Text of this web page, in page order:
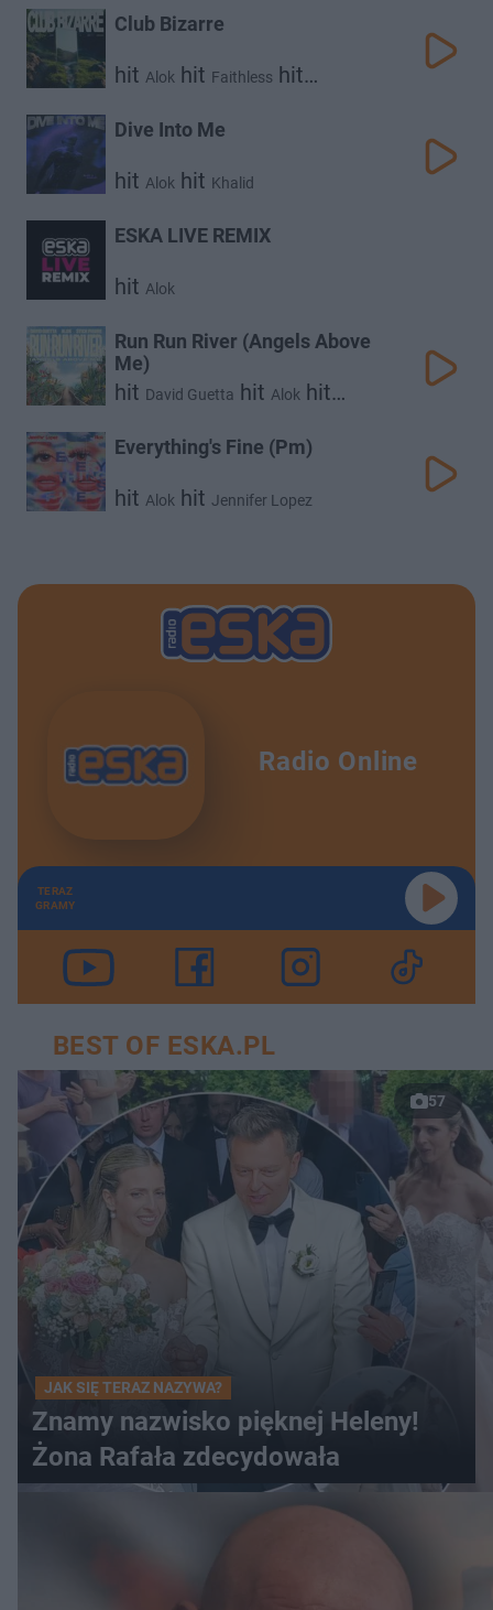
Club Bizarre
hit Alok hit Faithless hit
Dive Into Me
hit Alok hit Khalid
ESKA LIVE REMIX
hit Alok
Run Run River (Angels Above
Me)
hit David Guetta hit Alok hit
Everything's Fine (Pm)
hit Alok hit Jennifer Lopez
Radio Online
TERAZ
GRAMY
BEST OF ESKA.PL
57
JAK SIĘ TERAZ NAZYWA?
Znamy nazwisko pięknej Heleny!
Żona Rafała zdecydowała